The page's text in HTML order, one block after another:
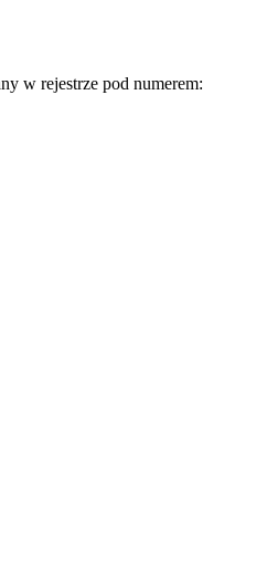
w rejestrze pod numerem: